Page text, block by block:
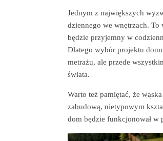
Jednym z największych
dziennego we wnętrzach. To
będzie przyjemny w
Dlatego wybór projektu
metrażu, ale przede
świata.
Warto też pamiętać, że
zabudową, nietypowym
dom będzie funkcjonował w